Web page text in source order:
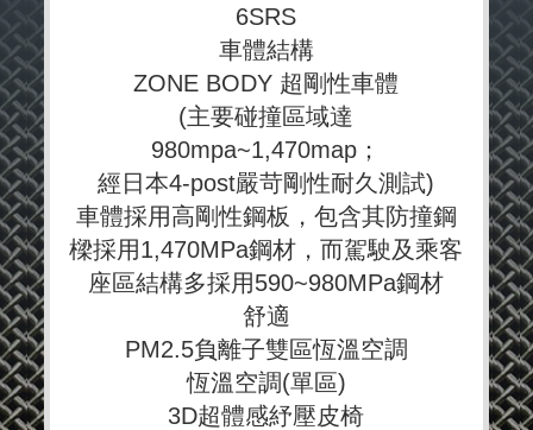
6SRS
車體結構
ZONE BODY 超剛性車體
(主要碰撞區域達
980mpa~1,470map；
經日本4-post嚴苛剛性耐久測試)
車體採用高剛性鋼板，包含其防撞鋼
樑採用1,470MPa鋼材，而駕駛及乘客
座區結構多採用590~980MPa鋼材
舒適
PM2.5負離子雙區恆溫空調
恆溫空調(單區)
3D超體感紓壓皮椅